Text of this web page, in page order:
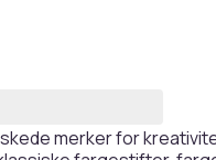
merker for